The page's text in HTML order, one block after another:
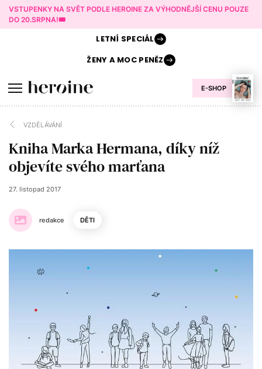
VSTUPENKY NA SVĚT PODLE HEROINE ZA VÝHODNĚJŠÍ CENU POUZE
DO 20.SRPNA!🎟️
E-SHOP
LETNÍ SPECIÁL
ŽENY AMOC PENĚZ
VZDĚLÁVÁNÍ
Kniha Marka Hermana, díky níž
objevíte svého marťana
redakce
27. listopad 2017
DĚTI